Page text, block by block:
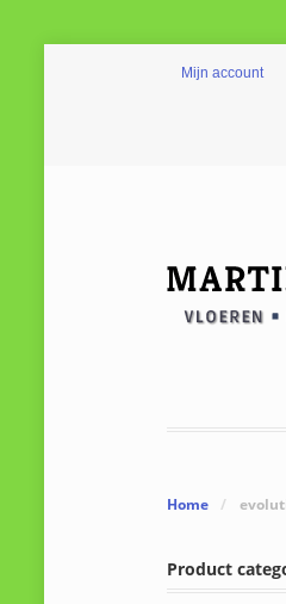
Mijn account
Home /
Product